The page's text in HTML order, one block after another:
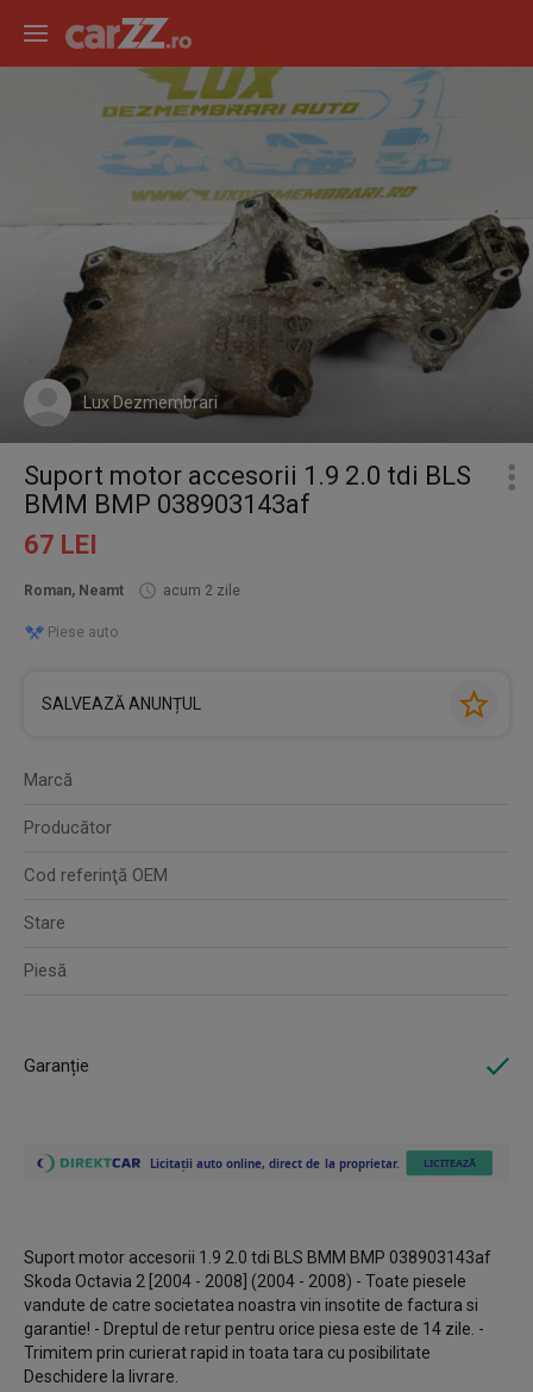
Lux Dezmembrari
Suport motor accesorii 1.9 2.0 tdi BLS
BMM BMP 038903143af
67 LEI
Roman, Neamt acum 2 zile
Piese auto
SALVEAZĂ ANUNȚUL
Marcă
Producător
Cod referinţă OEM
Stare
Piesă
Garanție
Suport motor accesorii 1.9 2.0 tdi BLS BMM BMP 038903143af
Skoda Octavia 2 [2004 - 2008] (2004 - 2008) - Toate piesele
vandute de catre societatea noastra vin insotite de factura si
garantie! - Dreptul de retur pentru orice piesa este de 14 zile. -
Trimitem prin curierat rapid in toata tara cu posibilitate
Deschidere la livrare.